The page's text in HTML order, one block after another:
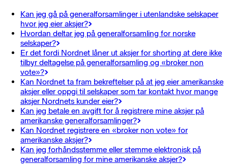
Kan jeg gå på generalforsamlinger i utenlandske selskaper
hvor jeg eier aksjer?
Hvordan deltar jeg på generalforsamling for norske
selskaper?
Er det fordi Nordnet låner ut aksjer for shorting at dere ikke
tilbyr deltagelse på generalforsamling og «broker non
vote»?
Kan Nordnet ta fram bekreftelser på at jeg eier amerikanske
aksjer eller oppgi til selskaper som tar kontakt hvor mange
aksjer Nordnets kunder eier?
Kan jeg betale en avgift for å registrere mine aksjer på
amerikanske generalforsamlinger?
Kan Nordnet registrere en «broker non vote» for
amerikanske aksjer?
Kan jeg forhåndsstemme eller stemme elektronisk på
generalforsamling for mine amerikanske aksjer?